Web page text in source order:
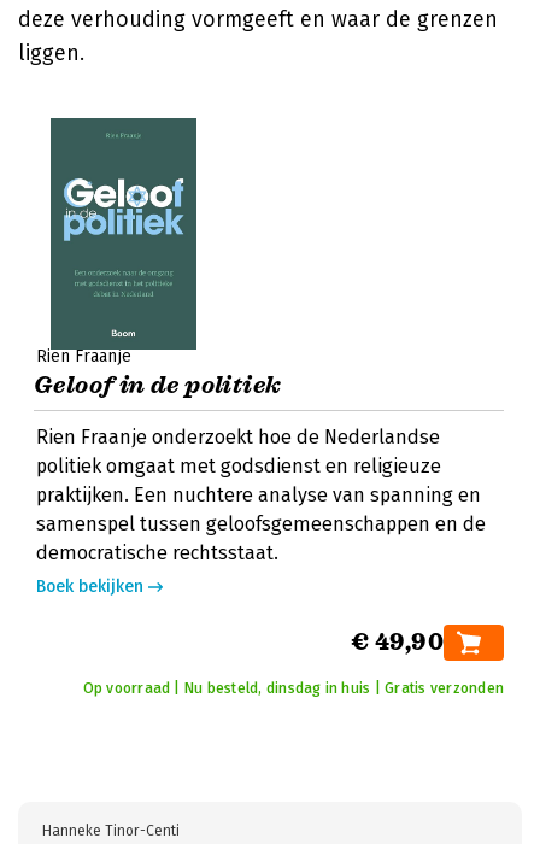
deze verhouding vormgeeft en waar de grenzen
liggen.
Rien Fraanje
Geloof in de politiek
Rien Fraanje onderzoekt hoe de Nederlandse
politiek omgaat met godsdienst en religieuze
praktijken. Een nuchtere analyse van spanning en
samenspel tussen geloofsgemeenschappen en de
democratische rechtsstaat.
Boek bekijken
€ 49,90
Op voorraad | Nu besteld, dinsdag in huis | Gratis verzonden
Hanneke Tinor-Centi